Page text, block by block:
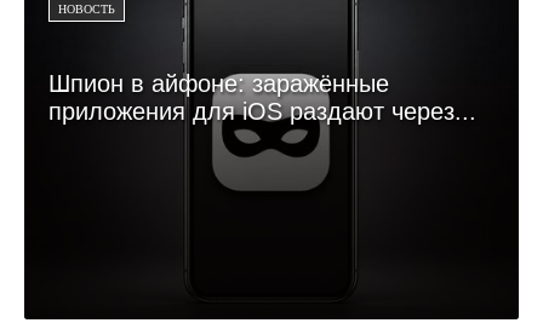
НОВОСТЬ
Шпион в айфоне: заражённые
приложения для iOS раздают через...